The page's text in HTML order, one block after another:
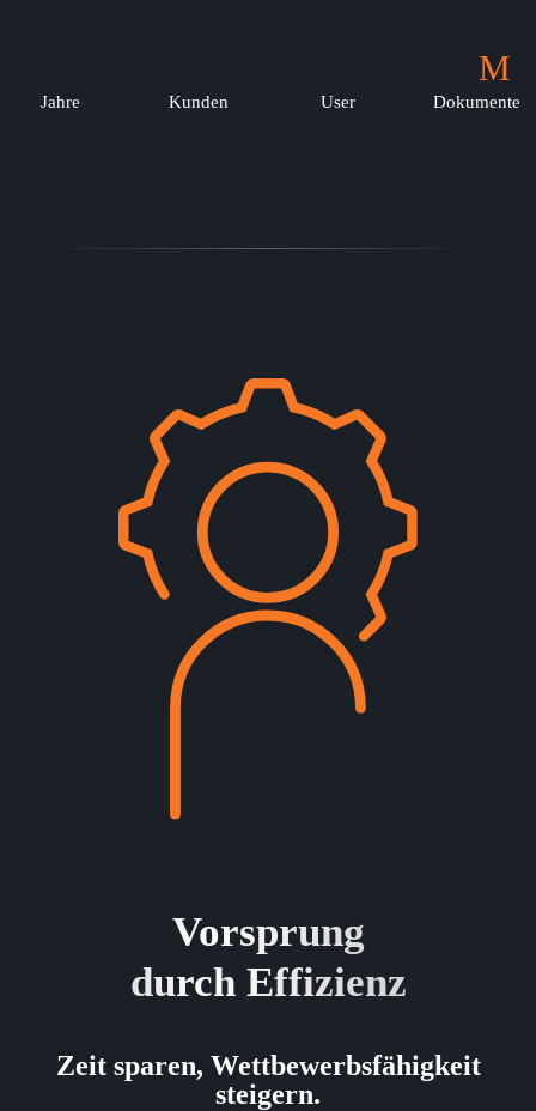
Jahre Kunden User
M
Dokumente
Vorsprung
durch Effizienz
Zeit sparen, Wettbewerbsfähigkeit
steigern.